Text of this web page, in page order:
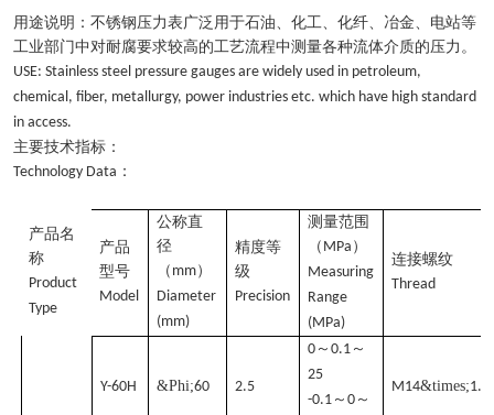
用途说明：不锈钢压力表广泛用于石油、化工、化纤、冶金、电站等
工业部门中对耐腐要求较高的工艺流程中测量各种流体介质的压力。
USE: Stainless steel pressure gauges are widely used in petroleum,
chemical, fiber, metallurgy, power industries etc. which have high standard
in access.
主要技术指标：
Technology Data ：
产品名
称
Product
Type
产品
型号
Model
公称直
径
（ mm）
Diameter
(mm)
精度等
级
Precision
测量范围
（ MPa ）
Measuring
Range
(MPa)
连接螺纹
Thread
Y-60H &Phi;60 2.5
0 ～0.1 ～
25
-0.1 ～0 ～
M14&times;1.5